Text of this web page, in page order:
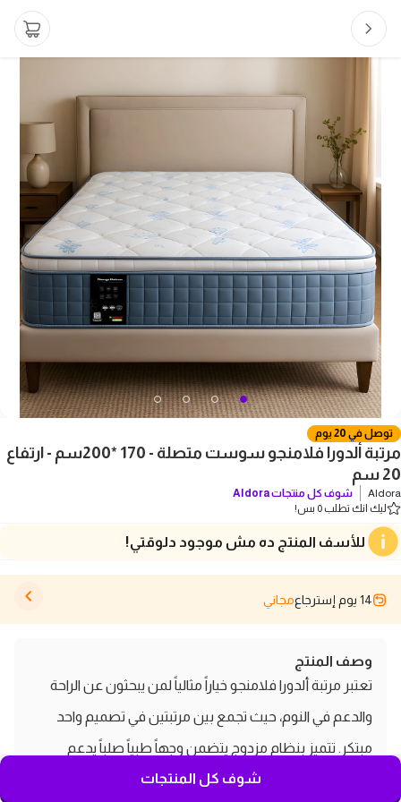
توصل في 20 يوم
مرتبة ألدورا فلامنجو سوست متصلة - 170 *200سم - ارتفاع
20 سم
Aldora شوف كل منتجاتAldora
ليك انك تطلب 0 بس!
للأسف المنتج ده مش موجود دلوقتي!
14 يوم إسترجاع مجاني
وصف المنتج
تعتبر مرتبة ألدورا فلامنجو خياراً مثالياً لمن يبحثون عن الراحة
والدعم في النوم، حيث تجمع بين مرتبتين في تصميم واحد
مبتكر. تتميز بنظام مزدوج يتضمن وجهاً طبياً صلباً يدعم
الفقرات ووجهاً ناعماً يوفر أقصى درجات الاسترخاء. يبلغ
شوف كل المنتجات